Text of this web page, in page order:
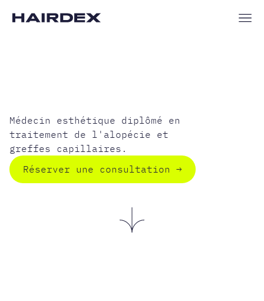
Médecin esthétique diplômé en
traitement de l'alopécie et
greffes capillaires.
Réserver une consultation →